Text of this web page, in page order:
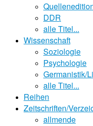
DDR
alle Titel...
Wissenschaft
Soziologie
Psychologie
Germanistik/
alle Titel...
Reihen
Zeitschriften/
allmende